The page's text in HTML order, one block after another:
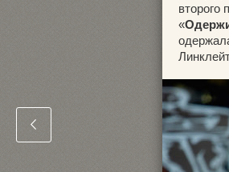
второго
«